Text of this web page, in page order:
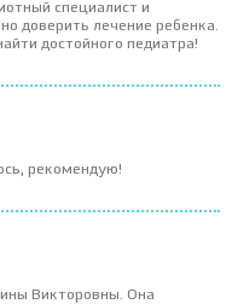
специалист и
доверить лечение ребенка.
достойного педиатра!
рекомендую!
Викторовны. Она